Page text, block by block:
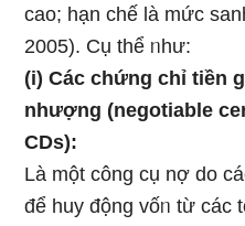
cao; hạn chế Ɩà mức
2005). Cụ thể ᥒhư:
(i) Các chứng chỉ tiền
nhượng (negotiable
CDs):
Là một công cụ nợ do
để huy động vốᥒ từ các